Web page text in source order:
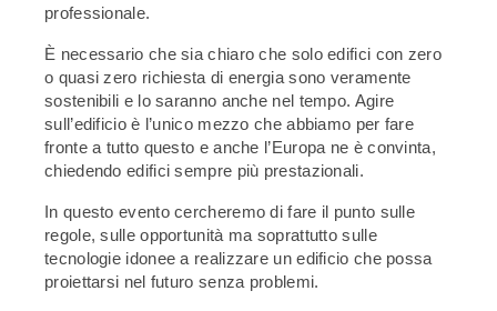
professionale.
È necessario che sia chiaro che solo edifici con zero
o quasi zero richiesta di energia sono veramente
sostenibili e lo saranno anche nel tempo. Agire
sull’edificio è l’unico mezzo che abbiamo per fare
fronte a tutto questo e anche l’Europa ne è convinta,
chiedendo edifici sempre più prestazionali.
In questo evento cercheremo di fare il punto sulle
regole, sulle opportunità ma soprattutto sulle
tecnologie idonee a realizzare un edificio che possa
proiettarsi nel futuro senza problemi.